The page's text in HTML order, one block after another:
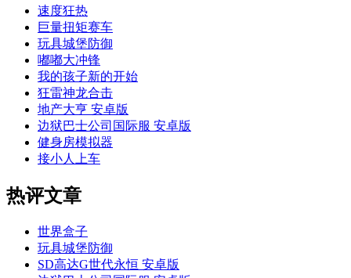
速度狂热
巨量扭矩赛车
玩具城堡防御
嘟嘟大冲锋
我的孩子新的开始
狂雷神龙合击
地产大亨 安卓版
边狱巴士公司国际服 安卓版
健身房模拟器
接小人上车
热评文章
世界盒子
玩具城堡防御
SD高达G世代永恒 安卓版